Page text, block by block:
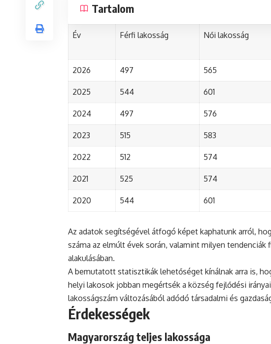
Tartalom
Év Férfi lakosság Női lakosság
2026 497 565
2025 544 601
2024 497 576
2023 515 583
2022 512 574
2021 525 574
2020 544 601
Az adatok segítségével átfogó képet kaphatunk arról,
száma az elmúlt évek során, valamint milyen tendenciák
alakulásában.
A bemutatott statisztikák lehetőséget kínálnak arra is,
helyi lakosok jobban megértsék a község fejlődési
lakosságszám változásából adódó társadalmi és
Érdekességek
Magyarország teljes lakossága